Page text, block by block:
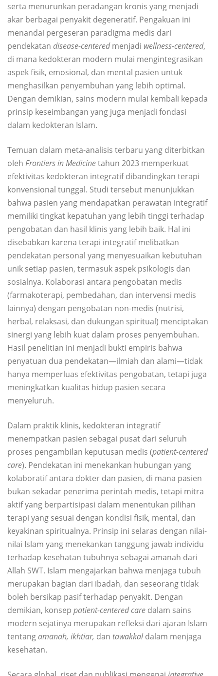
serta menurunkan peradangan kronis yang menjadi
akar berbagai penyakit degeneratif. Pengakuan ini
menandai pergeseran paradigma medis dari
pendekatan disease-centeredmenjadi wellness-centered,
di mana kedokteran modern mulai mengintegrasikan
aspek fisik, emosional, dan mental pasien untuk
menghasilkan penyembuhan yang lebih optimal.
Dengan demikian, sains modern mulai kembali kepada
prinsip keseimbangan yang juga menjadi fondasi
dalam kedokteran Islam.
Temuan dalam meta-analisis terbaru yang diterbitkan
oleh Frontiers in Medicinetahun 2023 memperkuat
efektivitas kedokteran integratif dibandingkan terapi
konvensional tunggal. Studi tersebut menunjukkan
bahwa pasien yang mendapatkan perawatan integratif
memiliki tingkat kepatuhan yang lebih tinggi terhadap
pengobatan dan hasil klinis yang lebih baik. Hal ini
disebabkan karena terapi integratif melibatkan
pendekatan personal yang menyesuaikan kebutuhan
unik setiap pasien, termasuk aspek psikologis dan
sosialnya. Kolaborasi antara pengobatan medis
(farmakoterapi, pembedahan, dan intervensi medis
lainnya) dengan pengobatan non-medis (nutrisi,
herbal, relaksasi, dan dukungan spiritual) menciptakan
sinergi yang lebih kuat dalam proses penyembuhan.
Hasil penelitian ini menjadi bukti empiris bahwa
penyatuan dua pendekatan—ilmiah dan alami—tidak
hanya memperluas efektivitas pengobatan, tetapi juga
meningkatkan kualitas hidup pasien secara
menyeluruh.
Dalam praktik klinis, kedokteran integratif
menempatkan pasien sebagai pusat dari seluruh
proses pengambilan keputusan medis (patient-centered
care). Pendekatan ini menekankan hubungan yang
kolaboratif antara dokter dan pasien, di mana pasien
bukan sekadar penerima perintah medis, tetapi mitra
aktif yang berpartisipasi dalam menentukan pilihan
terapi yang sesuai dengan kondisi fisik, mental, dan
keyakinan spiritualnya. Prinsip ini selaras dengan nilai-
nilai Islam yang menekankan tanggung jawab individu
terhadap kesehatan tubuhnya sebagai amanah dari
Allah SWT. Islam mengajarkan bahwa menjaga tubuh
merupakan bagian dari ibadah, dan seseorang tidak
boleh bersikap pasif terhadap penyakit. Dengan
demikian, konsep patient-centered care dalam sains
modern sejatinya merupakan refleksi dari ajaran Islam
tentangamanah, ikhtiar, dan tawakkaldalam menjaga
kesehatan.